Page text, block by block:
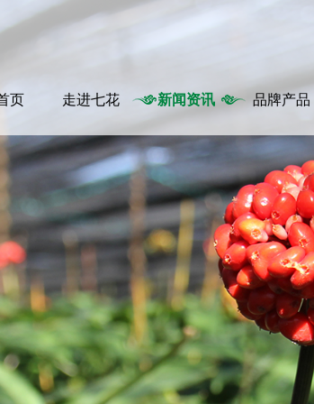
页 走进七花 新闻资讯 品牌产品